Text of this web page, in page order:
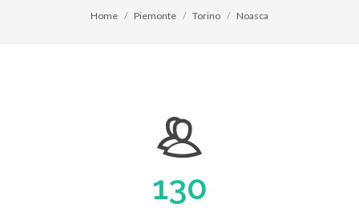
Home Piemonte Torino Noasca
130